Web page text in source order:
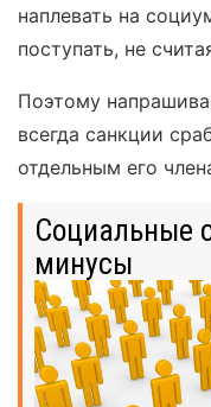
наплевать на
поступать, не
Поэтому
всегда санкции
отдельным его
Социальные
минусы